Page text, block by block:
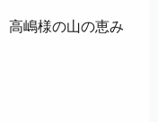
嶋様の山の恵み